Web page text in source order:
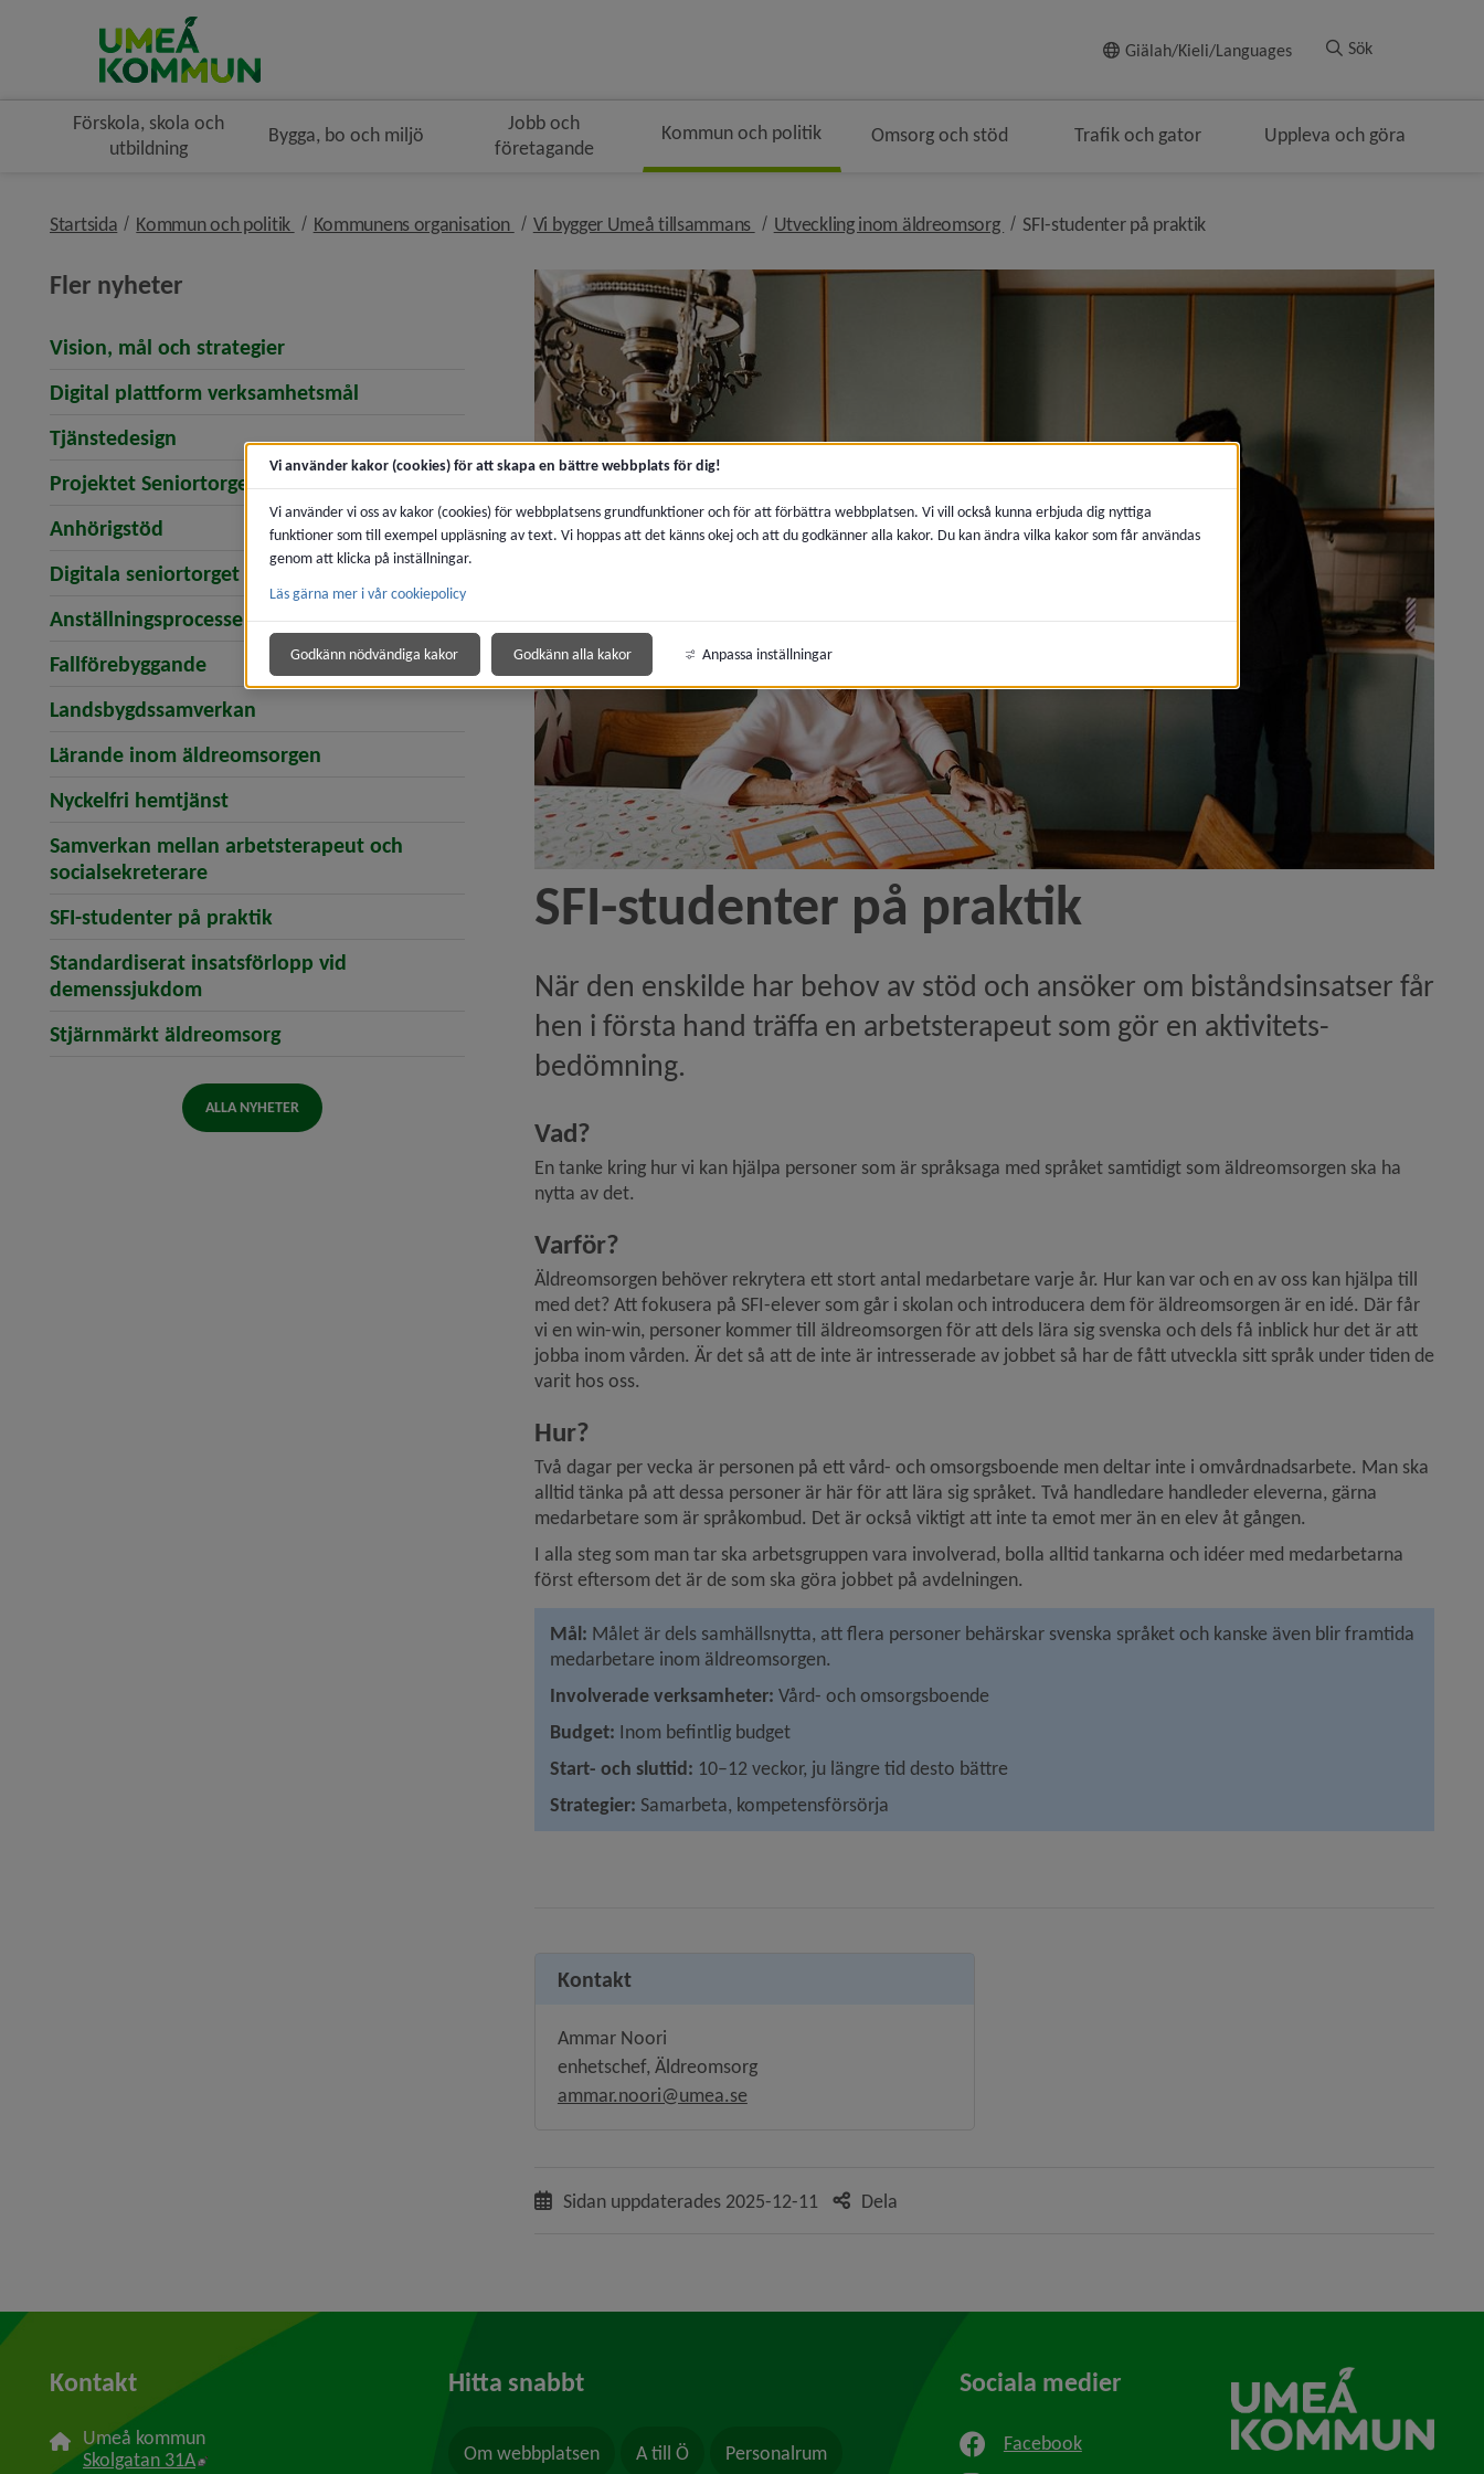
Giälah/Kieli/Languages Sök
Förskola, skola och
utbildning
Bygga, bo och miljö
Jobb och
företagande
Kommun och politik Omsorg och stöd Trafik och gator Uppleva och göra
Startsida Kommun och politik nivå i brödsmulenavigeringen
Kommunens organisation nivå i brödsmulenavigeringen
Vi bygger Umeå tillsammans nivå i brödsmulenavigeringen
Utveckling inom äldreomsorg nivå i brödsmulenavigeringen
SFI-studenter på praktiknivå i brödsmulenavigeringen
Fler nyheter
Vision, mål och strategier
Digital plattform verksamhetsmål
Tjänstedesign
Projektet Seniortorget
Anhörigstöd
Digitala seniortorget
Anställningsprocessen
Fallförebyggande
Landsbygdssamverkan
Lärande inom äldreomsorgen
Nyckelfri hemtjänst
Samverkan mellan arbetsterapeut och
socialsekreterare
SFI-studenter på praktik
Standardiserat insatsförlopp vid
demenssjukdom
Stjärnmärkt äldreomsorg
ALLA NYHETER
SFI-studenter på praktik
När den enskilde har behov av stöd och ansöker om biståndsinsatser får
hen i första hand träffa en arbetsterapeut som gör en aktivitets­
bedömning.
Vad?
En tanke kring hur vi kan hjälpa personer som är språksaga med språket samtidigt som äldreomsorgen ska ha
nytta av det.
Varför?
Äldreomsorgen behöver rekrytera ett stort antal medarbetare varje år. Hur kan var och en av oss kan hjälpa till
med det? Att fokusera på SFI-elever som går i skolan och introducera dem för äldreomsorgen är en idé. Där får
vi en win-win, personer kommer till äldreomsorgen för att dels lära sig svenska och dels få inblick hur det är att
jobba inom vården. Är det så att de inte är intresserade av jobbet så har de fått utveckla sitt språk under tiden de
varit hos oss.
Hur?
Två dagar per vecka är personen på ett vård- och omsorgsboende men deltar inte i omvårdnadsarbete. Man ska
alltid tänka på att dessa personer är här för att lära sig språket. Två handledare handleder eleverna, gärna
medarbetare som är språkombud. Det är också viktigt att inte ta emot mer än en elev åt gången.
I alla steg som man tar ska arbetsgruppen vara involverad, bolla alltid tankarna och idéer med medarbetarna
först eftersom det är de som ska göra jobbet på avdelningen.
Mål: Målet är dels samhällsnytta, att flera personer behärskar svenska språket och kanske även blir framtida
medarbetare inom äldreomsorgen.
Involverade verksamheter: Vård- och omsorgsboende
Budget: Inom befintlig budget
Start- och sluttid: 10–12 veckor, ju längre tid desto bättre
Strategier: Samarbeta, kompetensförsörja
Kontakt
Ammar Noori
enhetschef, Äldreomsorg
ammar.noori@umea.se
Sidan uppdaterades 2025-12-11 Dela
Kontakt
Umeå kommun
Skolgatan 31A Länk till annan webbplats, öppnas i nytt fönster.
Hitta snabbt
Om webbplatsen A till Ö Personalrum
Sociala medier
Facebook
Vi använder kakor (cookies) för att skapa en bättre webbplats för dig!
Vi använder vi oss av kakor (cookies) för webbplatsens grundfunktioner och för att förbättra webbplatsen. Vi vill också kunna erbjuda dig nyttiga
funktioner som till exempel uppläsning av text. Vi hoppas att det känns okej och att du godkänner alla kakor. Du kan ändra vilka kakor som får användas
genom att klicka på inställningar.
Läs gärna mer i vår cookiepolicy
Godkänn nödvändiga kakor Godkänn alla kakor Anpassa inställningar